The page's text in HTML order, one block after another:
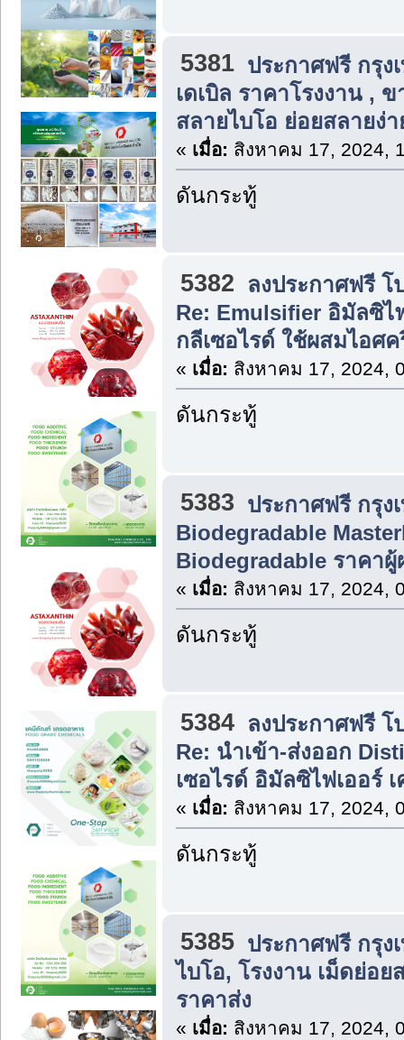
5381 ประกาศฟรี กรุง
เดเบิล ราคาโรงงาน ,
สลายไบโอ ย่อยสลายง่า
« เมื่อ: สิงหาคม 17, 2024,
ดันกระทู้
5382
ลงประกาศฟรี
Re: Emulsifier อิมัลซิไ
กลีเซอไรด์ ใช้ผสมไอศ
« เมื่อ: สิงหาคม 17, 2024,
ดันกระทู้
5383 ประกาศฟรี กรุง
Biodegradable
Biodegradable ราคาผู้
« เมื่อ: สิงหาคม 17, 2024,
ดันกระทู้
5384 ลงประกาศฟรี
Re: นำเข้า-ส่งออก
เซอไรด์ อิมัลซิไฟเออร์
« เมื่อ: สิงหาคม 17, 2024,
ดันกระทู้
5385 ประกาศฟรี กรุง
ไบโอ, โรงงาน เม็ดย่อ
ราคาส่ง
« เมื่อ: สิงหาคม 17, 2024,